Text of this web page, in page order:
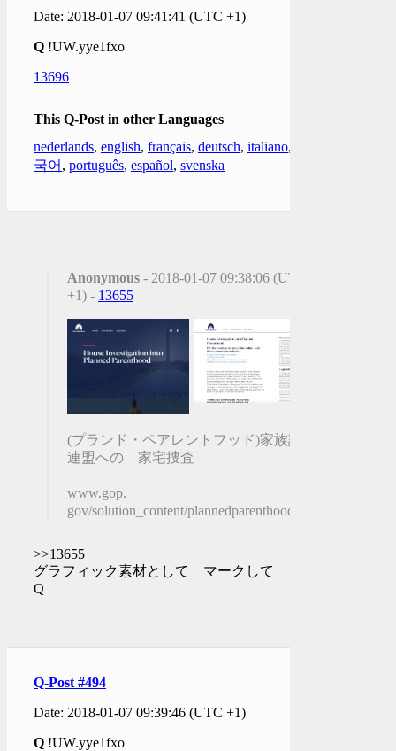
Date: 2018-01-07 09:41:41 (UTC +1)
Q !UW.yye1fxo
13696
This Q-Post in other Languages
nederlands, english, français, deutsch, italiano,
국어 , português, español, svenska
Anonymous - 2018-01-07 09:38:06 (UTC
+1) - 13655
(プランド・ペアレントフッド)家族計画
連盟への 家宅捜査
www.gop.
gov/solution_content/plannedparenthood/.
>>13655
グラフィック素材として マークして
Q
Q-Post #494
Date: 2018-01-07 09:39:46 (UTC +1)
Q !UW.yye1fxo